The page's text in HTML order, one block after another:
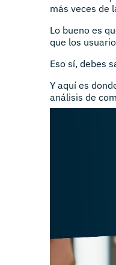
más veces de
Lo bueno es
que los
Eso sí, debes
Y aquí es
análisis de